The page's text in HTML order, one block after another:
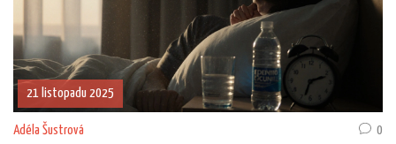
21 listopadu 2025
Adéla Šustrová 0